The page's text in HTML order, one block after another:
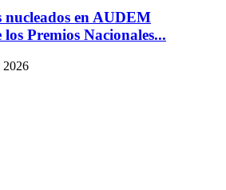
en AUDEM
los Premios Nacionales...
2026